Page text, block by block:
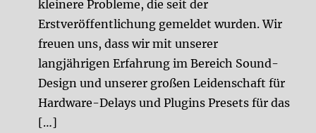
kleinere Probleme, die seit der
Erstveröffentlichung gemeldet wurden. Wir
freuen uns, dass wir mit unserer
langjährigen Erfahrung im Bereich Sound-
Design und unserer großen Leidenschaft für
Hardware-Delays und Plugins Presets für das
[…]